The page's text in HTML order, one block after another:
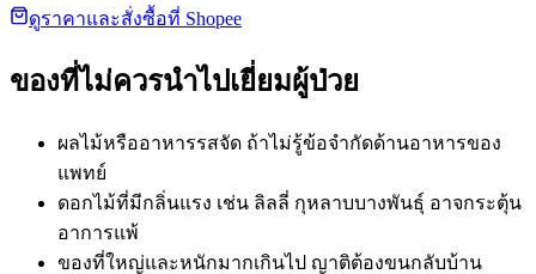
ดูราคาและสั่งซื้อที่ Shopee
ของที่ไม่ควรนำไปเยี่ยมผู้ป่วย
ผลไม้หรืออาหารรสจัด ถ้าไม่รู้ข้อจำกัดด้านอาหารของ
แพทย์
ดอกไม้ที่มีกลิ่นแรง เช่น ลิลลี่ กุหลาบบางพันธุ์ อาจกระตุ้น
อาการแพ้
ของที่ใหญ่และหนักมากเกินไป ญาติต้องขนกลับบ้าน